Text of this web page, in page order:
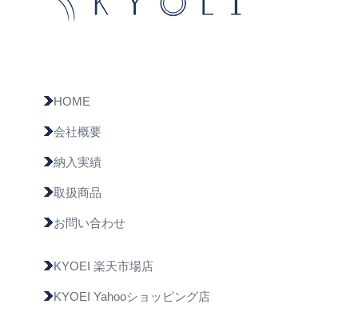
HOME
会社概要
納入実績
取扱商品
お問い合わせ
KYOEI 楽天市場店
KYOEI Yahooショッピング店